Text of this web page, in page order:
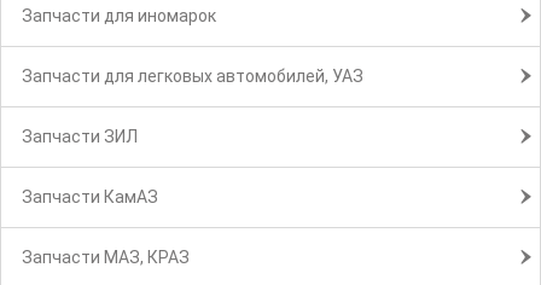
Запчасти для иномарок
Запчасти для легковых автомобилей, УАЗ
Запчасти ЗИЛ
Запчасти КамАЗ
Запчасти МАЗ, КРАЗ